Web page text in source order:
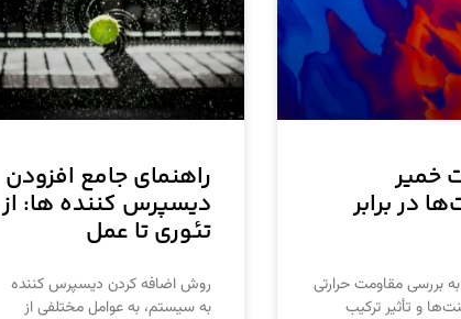
خمیر
در برابر
بررسی مقاومت حرارتی
و تأثیر ترکیب
راهنمای جامع افزودن
دیسپرس کننده ها: از
تئوری تا عمل
روش اضافه کردن دیسپرس کننده
به سیستم، به عوامل مختلفی از